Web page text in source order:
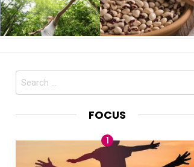
BENESSERE E DELLA BENESSERE E BELL’ESSERE
Search
FOCUS